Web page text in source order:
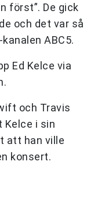
först”. De gick
och det var så
ABC5.
Ed Kelce via
och Travis
Kelce i sin
att han ville
konsert.